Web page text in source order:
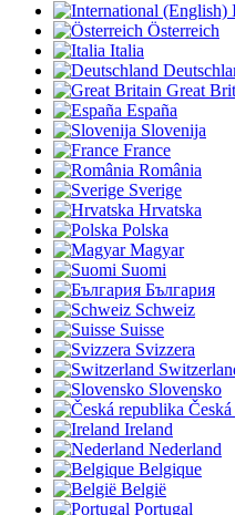
Österreich
Italia
Great
España
Slovenija
France
România
Sverige
Hrvatska
Polska
Magyar
Suomi
България
Schweiz
Suisse
Svizzera
Slovensko
Ireland
Nederland
Belgique
België
Portugal